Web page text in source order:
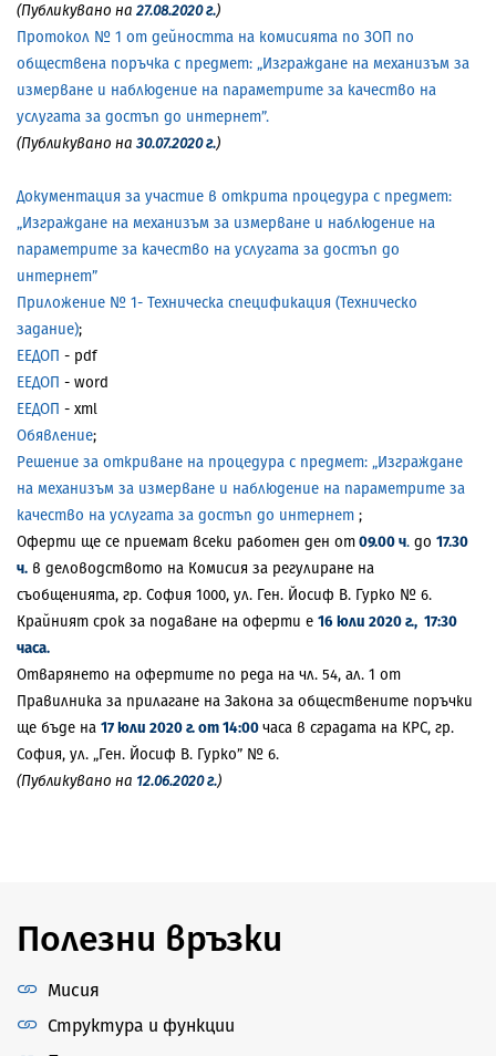
(Публикувано на 27.08.2020 г.)
Протокол № 1 от дейността на комисията по ЗОП по
обществена поръчка с предмет: „Изграждане на механизъм за
измерване и наблюдение на параметрите за качество на
услугата за достъп до интернет”.
(Публикувано на 30.07.2020 г.)
Документация за участие в открита процедура с предмет:
„Изграждане на механизъм за измерване и наблюдение на
параметрите за качество на услугата за достъп до
интернет”
Приложение № 1- Техническа спецификация (Техническо
задание);
ЕЕДОП - pdf
ЕЕДОП - word
ЕЕДОП - xml
Обявление;
Решение за откриване на процедура с предмет: „Изграждане
на механизъм за измерване и наблюдение на параметрите за
качество на услугата за достъп до интернет ;
Оферти ще се приемат всеки работен ден от09.00 ч. до 17.30
ч. в деловодството на Комисия за регулиране на
съобщенията, гр. София 1000, ул. Ген. Йосиф В. Гурко № 6.
Крайният срок за подаване на оферти е 16 юли 2020 г., 17:30
часа.
Отварянето на офертите по реда на чл. 54, ал. 1 от
Правилника за прилагане на Закона за обществените поръчки
ще бъде на 17 юли 2020 г. от 14:00часа в сградата на КРС, гр.
София, ул. „Ген. Йосиф В. Гурко” № 6.
(Публикувано на 12.06.2020 г.)
Полезни връзки
Мисия
Структура и функции